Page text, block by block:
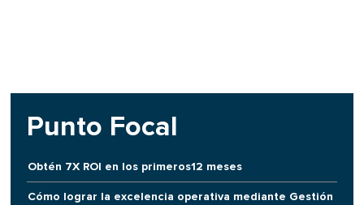
Punto Focal
Obtén 7X ROI en los primeros12 meses
Cómo lograr la excelencia operativa mediante Gestión